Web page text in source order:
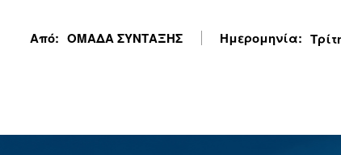
Από: ΟΜΑΔΑ ΣΥΝΤΑΞΗΣ Ημερομηνία: